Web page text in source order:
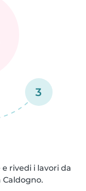
3
rivedi i lavori da